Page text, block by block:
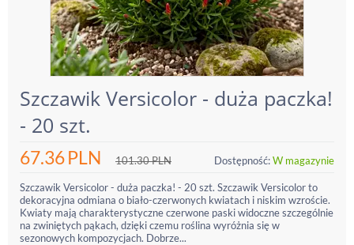
Szczawik Versicolor - duża paczka!
- 20 szt.
67.36PLN 101.30PLN Dostępność:W magazynie
Szczawik Versicolor - duża paczka! - 20 szt. Szczawik Versicolor to
dekoracyjna odmiana o biało-czerwonych kwiatach i niskim wzroście.
Kwiaty mają charakterystyczne czerwone paski widoczne szczególnie
na zwiniętych pąkach, dzięki czemu roślina wyróżnia się w
sezonowych kompozycjach. Dobrze...